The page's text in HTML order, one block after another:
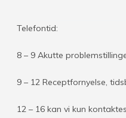
Telefontid:
8 – 9 Akutte
9 – 12 Receptfornyelse,
12 – 16 kan vi kun